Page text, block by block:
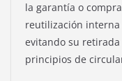
la garantía o
reutilización interna
evitando su
principios de